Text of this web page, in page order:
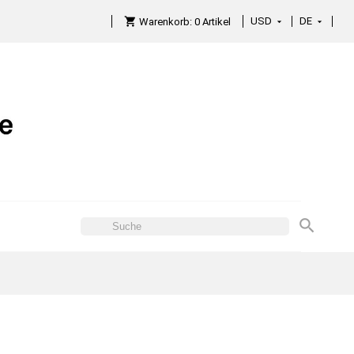
 Warenkorb: 0 Artikel USD DE
